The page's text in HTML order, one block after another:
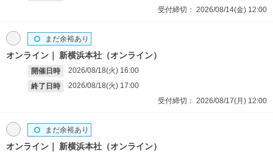
受付締切： 2026/08/14(金) 12:00
オンライン 新横浜本社（オンライン）
開催日時 2026/08/18(火) 16:00
終了日時
2026/08/18(火) 17:00
まだ余裕あり
受付締切： 2026/08/17(月) 12:00
オンライン 新横浜本社（オンライン）
まだ余裕あり